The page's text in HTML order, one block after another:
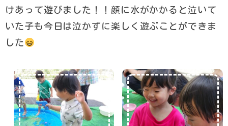
けあって遊びました！！顔に水がかかると泣いて
いた子も今日は泣かずに楽しく遊ぶことができま
した